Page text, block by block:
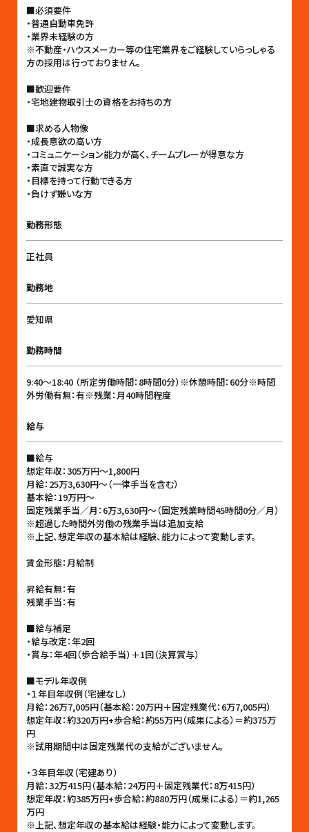
■必須要件
・普通自動車免許
・業界未経験の方
※不動産・ハウスメーカー等の住宅業界をご経験していらっしゃる
方の採用は行っておりません。
■歓迎要件
・宅地建物取引士の資格をお持ちの方
■求める人物像
・成長意欲の高い方
・コミュニケーション能力が高く、チームプレーが得意な方
・素直で誠実な方
・目標を持って行動できる方
・負けず嫌いな方
勤務形態
正社員
勤務地
愛知県
勤務時間
9:40〜18:40 （所定労働時間：8時間0分）※休憩時間：60分※時間
外労働有無：有※残業：月40時間程度
給与
■給与
想定年収：305万円〜1,800円
月給：25万3,630円〜（一律手当を含む）
基本給：19万円〜
固定残業手当／月：6万3,630円〜（固定残業時間45時間0分／月）
※超過した時間外労働の残業手当は追加支給
※上記、想定年収の基本給は経験、能力によって変動します。
賃金形態：月給制
昇給有無：有
残業手当：有
■給与補足
・給与改定：年2回
・賞与：年4回（歩合給手当）＋1回（決算賞与）
■モデル年収例
・１年目年収例（宅建なし）
月給：26万7,005円（基本給：20万円＋固定残業代：6万7,005円）
想定年収：約320万円+歩合給：約55万円（成果による）＝約375万
円
※試用期間中は固定残業代の支給がございません。
・３年目年収（宅建あり）
月給：32万415円（基本給：24万円＋固定残業代：8万415円）
想定年収：約385万円+歩合給：約880万円（成果による）＝約1,265
万円
※上記、想定年収の基本給は経験・能力によって変動します。